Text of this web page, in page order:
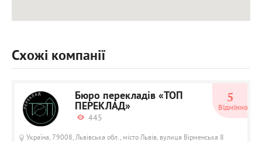
Схожі компанії
Бюро перекладів «ТОП
ПЕРЕКЛАД»
445
Україна, 79008, Львівська обл., місто Львів, вулиця Вірменська 8
5
Відмінно